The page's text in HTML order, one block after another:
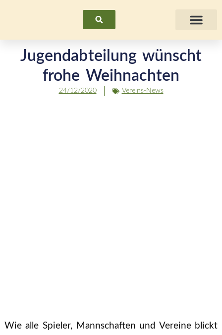
Suchen
Jugendabteilung wünscht
frohe Weihnachten
24/12/2020 Vereins-News
Wie alle Spieler, Mannschaften und Vereine blickt